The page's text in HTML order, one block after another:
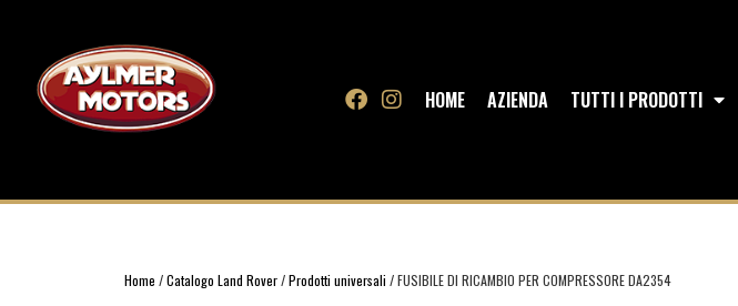
HOME AZIENDA TUTTI I PRODOTTI
Home /Catalogo Land Rover/Prodotti universali / FUSIBILE DI RICAMBIO PER COMPRESSORE DA2354